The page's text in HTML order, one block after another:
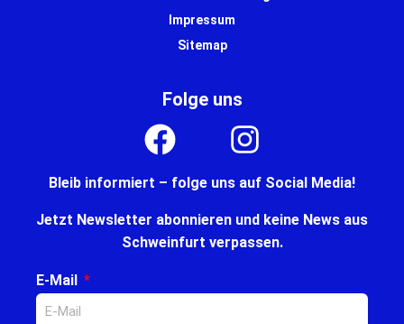
Impressum
Sitemap
Folge uns
Bleib informiert – folge uns auf Social Media!
Jetzt Newsletter abonnieren und keine News aus
Schweinfurt verpassen.
E-Mail